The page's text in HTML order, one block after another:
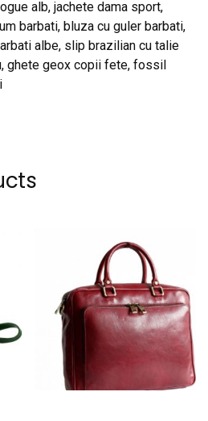
alb, jachete dama sport,
barbati, bluza cu guler barbati,
albe, slip brazilian cu talie
ghete geox copii fete, fossil